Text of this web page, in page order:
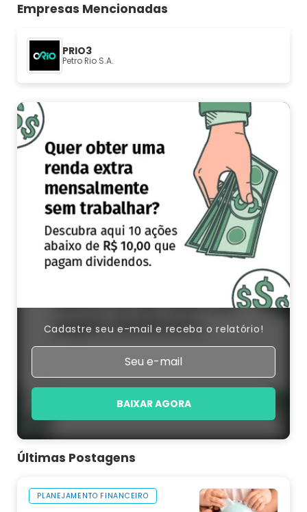
Empresas Mencionadas
PRIO3
Petro Rio S.A.
Cadastre seu e-mail e receba o relatório!
BAIXAR AGORA
Últimas Postagens
PLANEJAMENTO FINANCEIRO